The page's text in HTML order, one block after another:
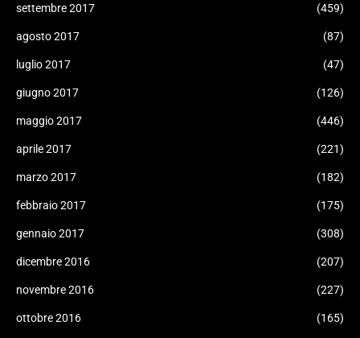
settembre 2017 (459)
agosto 2017 (87)
luglio 2017 (47)
giugno 2017 (126)
maggio 2017 (446)
aprile 2017 (221)
marzo 2017 (182)
febbraio 2017 (175)
gennaio 2017 (308)
dicembre 2016 (207)
novembre 2016 (227)
ottobre 2016 (165)